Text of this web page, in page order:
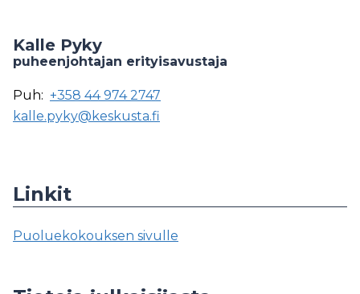
Kalle Pyky
puheenjohtajan erityisavustaja
Puh: +358 44 974 2747
kalle.pyky@keskusta.fi
Linkit
Puoluekokouksen sivulle